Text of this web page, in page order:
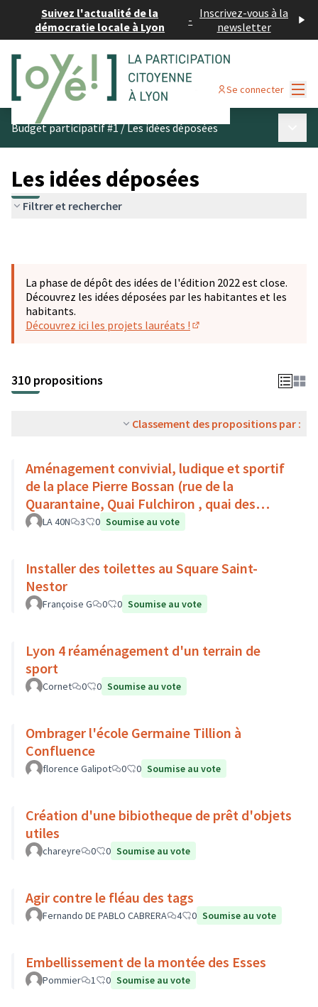
Suivez l'actualité de la
démocratie locale à Lyon
- Inscrivez-vous à la
newsletter
Se connecter
Budget participatif #1/Les idées déposées
Les idées déposées
Filtrer et rechercher
La phase de dépôt des idées de l'édition 2022 est close.
Découvrez les idées déposées par les habitantes et les
habitants.
Découvrez ici les projets lauréats !
310 propositions
Classement des propositions par :
Aménagement convivial, ludique et sportif
de la place Pierre Bossan (rue de la
Quarantaine, Quai Fulchiron , quai des
étroits, Montée de Chouans)
LA 40N 3 0 Soumise au vote
Installer des toilettes au Square Saint-
Nestor
Françoise G 0 0 Soumise au vote
Lyon 4 réaménagement d'un terrain de
sport
Cornet 0 0 Soumise au vote
Ombrager l'école Germaine Tillion à
Confluence
florence Galipot 0 0 Soumise au vote
Création d'une bibiotheque de prêt d'objets
utiles
chareyre 0 0 Soumise au vote
Agir contre le fléau des tags
Fernando DE PABLO CABRERA 4 0 Soumise au vote
Embellissement de la montée des Esses
Pommier 1 0 Soumise au vote